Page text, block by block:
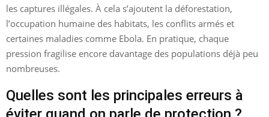
les captures illégales. À cela s’ajoutent la déforestation,
l’occupation humaine des habitats, les conflits armés et
certaines maladies comme Ebola. En pratique, chaque
pression fragilise encore davantage des populations déjà peu
nombreuses.
Quelles sont les principales erreurs à